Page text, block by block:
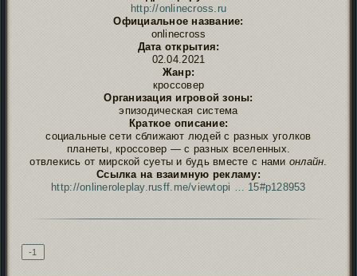
http://onlinecross.ru
Официальное название:
onlinecross
Дата открытия:
02.04.2021
Жанр:
кроссовер
Организация игровой зоны:
эпизодическая система
Краткое описание:
социальные сети сближают людей с разных уголков
планеты, кроссовер — с разных вселенных.
отвлекись от мирской суеты и будь вместе с нами онлайн
Ссылка на взаимную рекламу:
http://onlineroleplay.rusff.me/viewtopi … 15#p128953
-1